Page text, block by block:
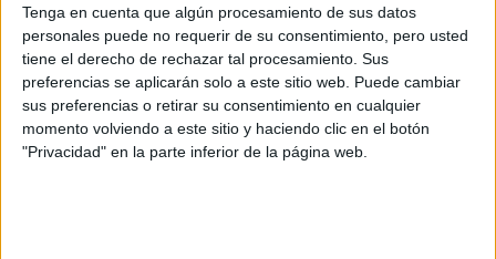
Tenga en cuenta que algún procesamiento de sus datos
personales puede no requerir de su consentimiento, pero usted
tiene el derecho de rechazar tal procesamiento. Sus
preferencias se aplicarán solo a este sitio web. Puede cambiar
sus preferencias o retirar su consentimiento en cualquier
momento volviendo a este sitio y haciendo clic en el botón
"Privacidad" en la parte inferior de la página web.